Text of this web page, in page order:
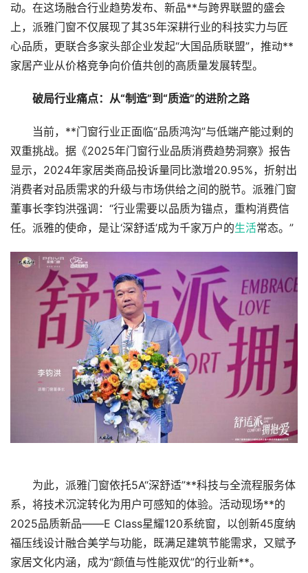
动。在这场融合行业趋势发布、新品**与跨界联盟的盛会
上，派雅门窗不仅展现了其35年深耕行业的科技实力与匠
心品质，更联合多家头部企业发起“大国品质联盟”，推动**
家居产业从价格竞争向价值共创的高质量发展转型。
破局行业痛点：从“制造”到“质造”的进阶之路
当前，**门窗行业正面临“品质鸿沟”与低端产能过剩的
双重挑战。据《2025年门窗行业品质消费趋势洞察》报告
显示，2024年家居类商品投诉量同比激增20.95%，折射出
消费者对品质需求的升级与市场供给之间的脱节。派雅门窗
董事长李钧洪强调：“行业需要以品质为锚点，重构消费信
任。派雅的使命，是让‘深舒适’成为千家万户的生活常态。”
为此，派雅门窗依托5A“深舒适”**科技与全流程服务体
系，将技术沉淀转化为用户可感知的体验。活动现场**的
2025品质新品——E Class星耀120系统窗，以创新45度纳
福压线设计融合美学与功能，既满足建筑节能需求，又赋予
家居文化内涵，成为“颜值与性能双优”的行业新**。